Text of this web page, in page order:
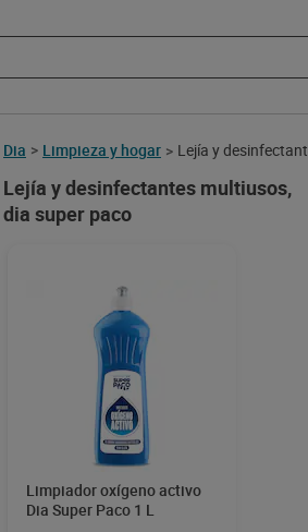
Dia > Limpieza y hogar > Lejía y
Lejía y desinfectantes multiusos,
dia super paco
Limpiador oxígeno activo
Dia Super Paco 1 L